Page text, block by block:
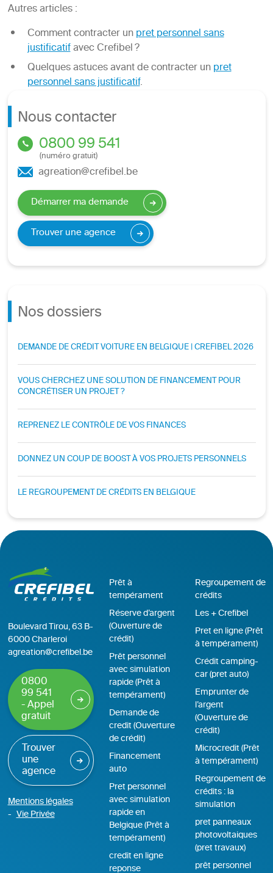
Autres articles :
Comment contracter unpret personnel sans
justificatifavec Crefibel ?
Quelques astuces avant de contracter unpret
personnel sans justificatif.
Nous contacter
0800 99 541
(numéro gratuit)
agreation@crefibel.be
Démarrer ma demande
Trouver une agence
Nos dossiers
DEMANDE DE CRÉDIT VOITURE EN BELGIQUE | CREFIBEL 2026
VOUS CHERCHEZ UNE SOLUTION DE FINANCEMENT POUR
CONCRÉTISER UN PROJET ?
REPRENEZ LE CONTRÔLE DE VOS FINANCES
DONNEZ UN COUP DE BOOST À VOS PROJETS PERSONNELS
LE REGROUPEMENT DE CRÉDITS EN BELGIQUE
Boulevard Tirou, 63 B-
6000 Charleroi
agreation@crefibel.be
0800
99 541
- Appel
gratuit
Trouver
une
agence
Mentions légales
Vie Privée
Prêt à
tempérament
Réserve d’argent
(Ouverture de
crédit)
Prêt personnel
avec simulation
rapide (Prêt à
tempérament)
Demande de
credit (Ouverture
de crédit)
Financement
auto
Pret personnel
avec simulation
rapide en
Belgique (Prêt à
tempérament)
credit en ligne
reponse
Regroupement de
crédits
Les + Crefibel
Pret en ligne (Prêt
à tempérament)
Crédit camping-
car (pret auto)
Emprunter de
l’argent
(Ouverture de
crédit)
Microcredit (Prêt
à tempérament)
Regroupement de
crédits : la
simulation
pret panneaux
photovoltaiques
(pret travaux)
prêt personnel